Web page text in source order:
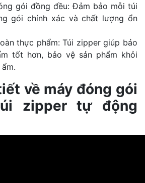
gói đồng đều: Đảm bảo mỗi túi
gói chính xác và chất lượng ổn
thực phẩm: Túi zipper giúp bảo
tốt hơn, bảo vệ sản phẩm khỏi
về máy đóng gói
zipper tự động